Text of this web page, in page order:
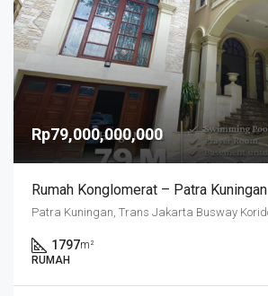
Rp79,000,000,000
Rumah Konglomerat – Patra Kuningan
1797m²
RUMAH